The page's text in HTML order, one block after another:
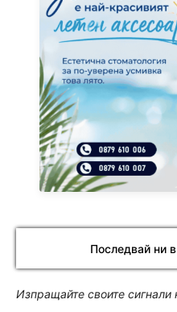
Последвай ни
Изпращайте своите сигнали